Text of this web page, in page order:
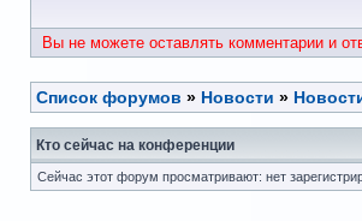
Вы не можете оставлять комментарии и
Список форумов » Новости »
Кто сейчас на конференции
Сейчас этот форум просматривают: нет